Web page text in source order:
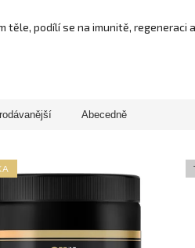
těle, podílí se na imunitě,
Abecedně